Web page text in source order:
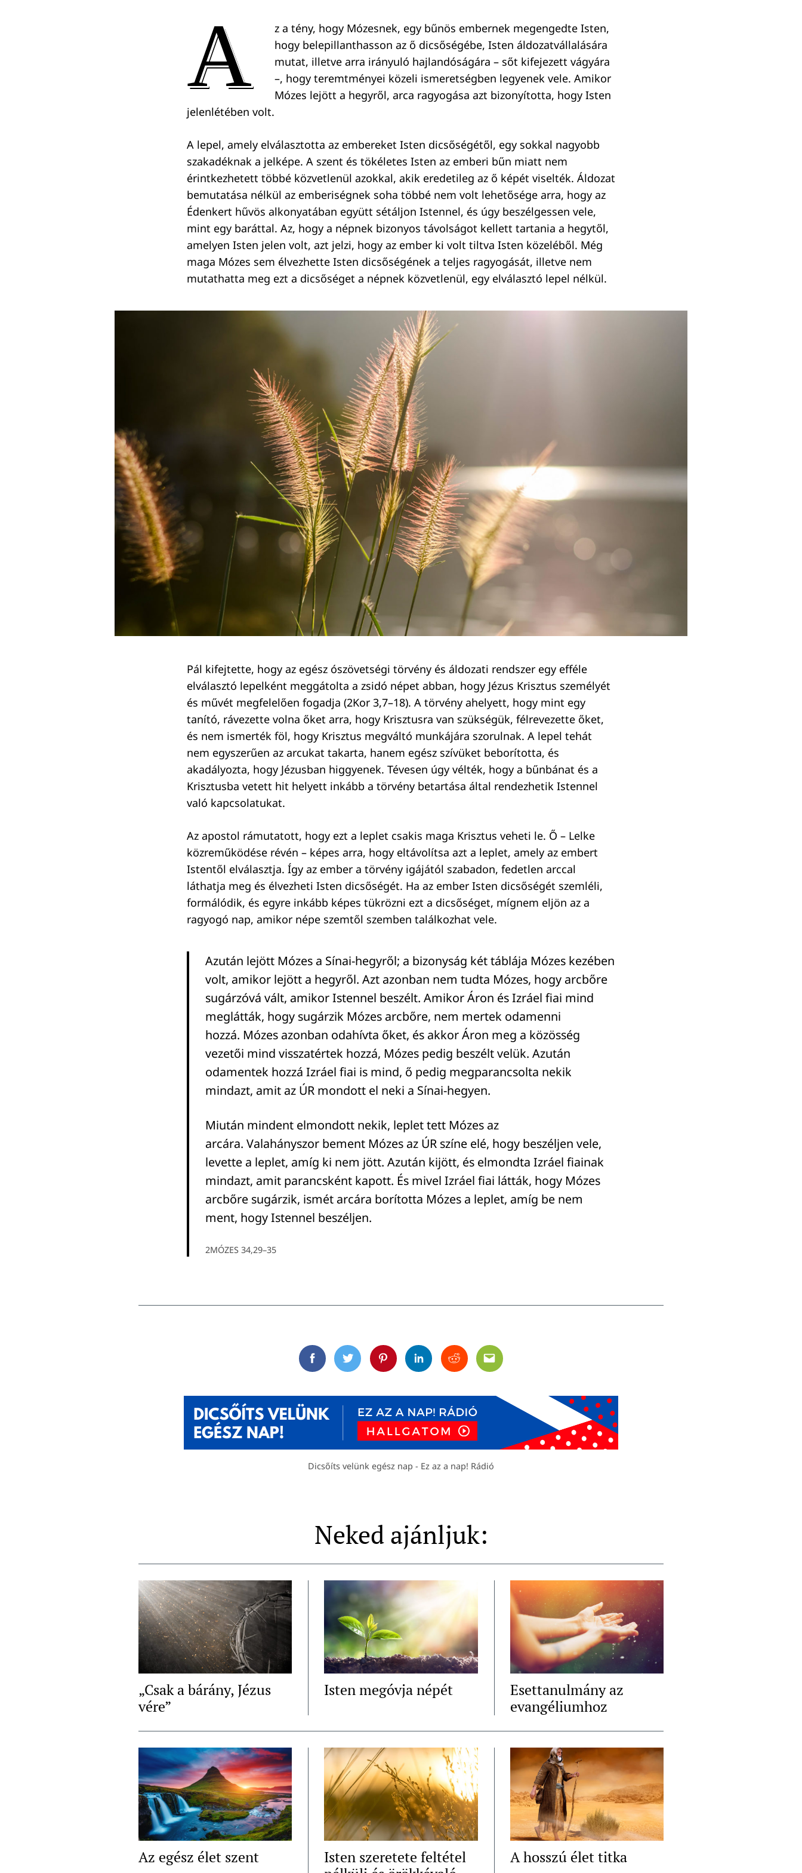
A
z a tény, hogy Mózesnek, egy bűnös embernek megengedte Isten,
hogy belepillanthasson az ő dicsőségébe, Isten áldozatvállalására
mutat, illetve arra irányuló hajlandóságára – sőt kifejezett vágyára
–, hogy teremtményei közeli ismeretségben legyenek vele. Amikor
Mózes lejött a hegyről, arca ragyogása azt bizonyította, hogy Isten
jelenlétében volt.
A lepel, amely elválasztotta az embereket Isten dicsőségétől, egy sokkal nagyobb
szakadéknak a jelképe. A szent és tökéletes Isten az emberi bűn miatt nem
érintkezhetett többé közvetlenül azokkal, akik eredetileg az ő képét viselték. Áldozat
bemutatása nélkül az emberiségnek soha többé nem volt lehetősége arra, hogy az
Édenkert hűvös alkonyatában együtt sétáljon Istennel, és úgy beszélgessen vele,
mint egy baráttal. Az, hogy a népnek bizonyos távolságot kellett tartania a hegytől,
amelyen Isten jelen volt, azt jelzi, hogy az ember ki volt tiltva Isten közeléből. Még
maga Mózes sem élvezhette Isten dicsőségének a teljes ragyogását, illetve nem
mutathatta meg ezt a dicsőséget a népnek közvetlenül, egy elválasztó lepel nélkül.
Pál kifejtette, hogy az egész ószövetségi törvény és áldozati rendszer egy efféle
elválasztó lepelként meggátolta a zsidó népet abban, hogy Jézus Krisztus személyét
és művét megfelelően fogadja (2Kor 3,7–18). A törvény ahelyett, hogy mint egy
tanító, rávezette volna őket arra, hogy Krisztusra van szükségük, félrevezette őket,
és nem ismerték föl, hogy Krisztus megváltó munkájára szorulnak. A lepel tehát
nem egyszerűen az arcukat takarta, hanem egész szívüket beborította, és
akadályozta, hogy Jézusban higgyenek. Tévesen úgy vélték, hogy a bűnbánat és a
Krisztusba vetett hit helyett inkább a törvény betartása által rendezhetik Istennel
való kapcsolatukat.
Az apostol rámutatott, hogy ezt a leplet csakis maga Krisztus veheti le. Ő – Lelke
közreműködése révén – képes arra, hogy eltávolítsa azt a leplet, amely az embert
Istentől elválasztja. Így az ember a törvény igájától szabadon, fedetlen arccal
láthatja meg és élvezheti Isten dicsőségét. Ha az ember Isten dicsőségét szemléli,
formálódik, és egyre inkább képes tükrözni ezt a dicsőséget, mígnem eljön az a
ragyogó nap, amikor népe szemtől szemben találkozhat vele.
Azután lejött Mózes a Sínai-hegyről; a bizonyság két táblája Mózes kezében
volt, amikor lejött a hegyről. Azt azonban nem tudta Mózes, hogy arcbőre
sugárzóvá vált, amikor Istennel beszélt. Amikor Áron és Izráel fiai mind
meglátták, hogy sugárzik Mózes arcbőre, nem mertek odamenni
hozzá. Mózes azonban odahívta őket, és akkor Áron meg a közösség
vezetői mind visszatértek hozzá, Mózes pedig beszélt velük. Azután
odamentek hozzá Izráel fiai is mind, ő pedig megparancsolta nekik
mindazt, amit az ÚR mondott el neki a Sínai-hegyen.
Miután mindent elmondott nekik, leplet tett Mózes az
arcára. Valahányszor bement Mózes az ÚR színe elé, hogy beszéljen vele,
levette a leplet, amíg ki nem jött. Azután kijött, és elmondta Izráel fiainak
mindazt, amit parancsként kapott. És mivel Izráel fiai látták, hogy Mózes
arcbőre sugárzik, ismét arcára borította Mózes a leplet, amíg be nem
ment, hogy Istennel beszéljen.
2MÓZES 34,29–35
FacebookTwitterPinterestLinkedinRedditEmail
Dicsőíts velünk egész nap - Ez az a nap! Rádió
Neked ajánljuk:
„Csak a bárány, Jézus
vére”
Isten megóvja népét
Esettanulmány az
evangéliumhoz
Az egész élet szent
Isten szeretete feltétel
A hosszú élet titka